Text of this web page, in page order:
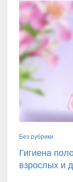
Без рубрики
Гигиена
взрослых и